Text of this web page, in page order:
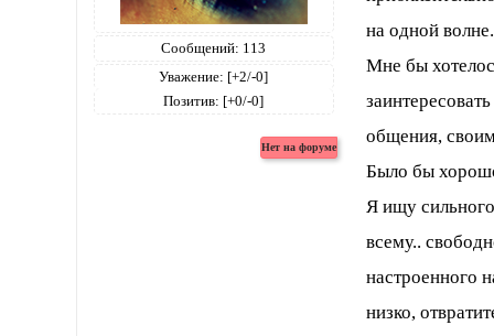
Сообщений: 113
Уважение: [+2/-0]
Позитив: [+0/-0]
на одной волне.
Мне бы
общения,
Было бы
Я ищу сильного
всему..
настроенного
низко,